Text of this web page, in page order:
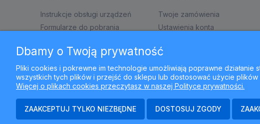
Instrukcje obsługi urządzeń
Formularze do pobrania
Twoje zamówienia
Ustawienia konta
Dbamy o Twoją prywatność
Pliki cookies i pokrewne im technologie umożliwiają poprawne
wszystkich tych plików i przejść do sklepu lub dostosować użycie
Więcej o plikach cookies przeczytasz w naszej Polityce prywatności.
ZAAKCEPTUJ TYLKO NIEZBĘDNE DOSTOSUJ ZGODY